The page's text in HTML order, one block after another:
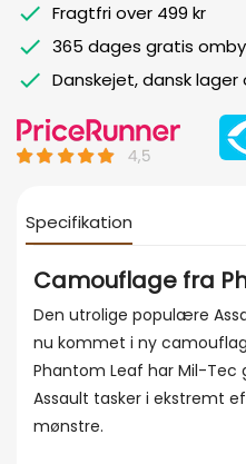
Fragtfri over 499 kr
365 dages gratis
Danskejet, dansk
Specifikation
Camouflage fra
Den utrolige populære
nu kommet i ny
Phantom Leaf har Mil-
Assault tasker i ekstremt
mønstre.